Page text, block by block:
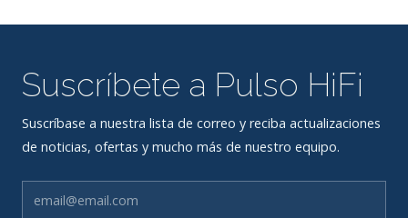
Suscríbete a Pulso HiFi
Suscríbase a nuestra lista de correo y reciba actualizaciones
de noticias, ofertas y mucho más de nuestro equipo.